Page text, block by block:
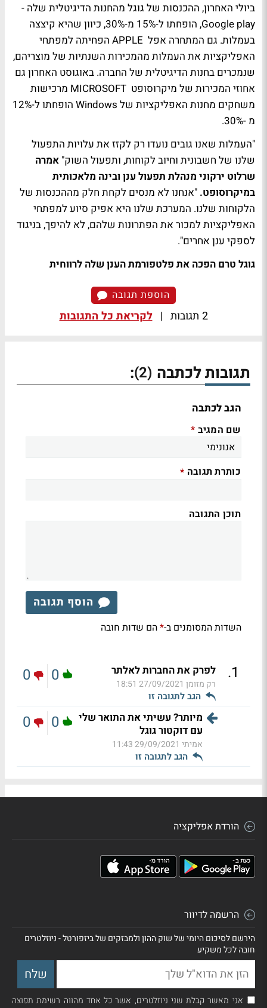
ביולי האחרון, ההכנסות של גוגל מהחנות הדיגיטלית שלה -
Google play, הופחתו ל-15% מ-30%, כיוון שהיא קיצצה
בעמלות. גם המתחרה אפל APPLE הפחיתה למפתחי
האפליקציות את העמלות מהמכירות השנתיות של מוצריהם,
שנמכרים בחנות הדיגיטלית של החברה. באוגוסט האחרון גם
אחוזי המכירות של מיקרוסופט MICROSOFT מרכישות
משחקים מחנות האפליקציות של Windows הופחתו ל-12%
מ -30%.
"העמלות שאנו גובים נועדו רק לקזז את עלויות התפעול
שלנו של חשבונית וחיוב לקוחות, ותפעול השוק" אמרה
שרלוט ירקוני מנהלת תפעול ענן ובינה מלאכותית
במיקרוסופט. "אנחנו לא מנסים לקחת חלק מההכנסות של
הלקוחות שלנו. המערכת שלנו היא אפיק סיוע למפתחי
האפליקציות למכור את הפתרונות שלהם, לא להיפך, בניגוד
לספקי ענן אחרים".
גוגל טרם הפכה את פלטפורמת הענן שלה לרווחית
הוספת תגובה
2 תגובות | לקריאת כל התגובות
תגובות לכתבה (2)
:
הגב לכתבה
שם המגיב *
כותרת תגובה *
תוכן התגובה
הוסף תגובה
השדות המסומנים ב-*הם שדות חובה
1
. לפרק את החברות לאלתר
רק מזומן 27/09/2021 18:51
הגב לתגובה זו
0
0
מיותר? עשיתי את התואר שלי
עם דוקטור גוגל
אמיתי 29/09/2021 11:43
הגב לתגובה זו
0
0
הורדת אפליקציה
הרשמה לדיוור
הירשם לסיכום היומי של שוק ההון ולמבזקים של ביזפורטל - ניוזלטרים
חובה לכל משקיע
אני מאשר קבלת שני ניוזלטרים, אשר כל אחד מהווה רשימת תפוצה